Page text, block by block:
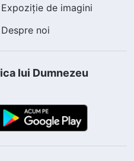
Expoziție de imagini
Despre noi
lui Dumnezeu